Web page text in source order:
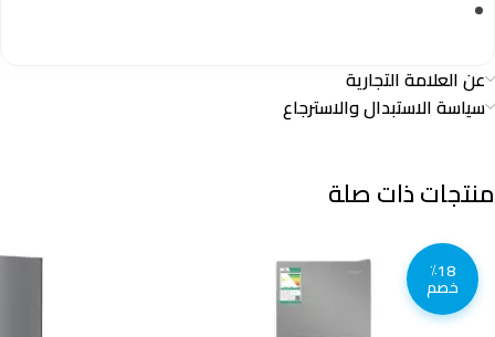
عن العلامة التجارية
سياسة الاستبدال والاسترجاع
منتجات ذات صلة
٪18
خصم